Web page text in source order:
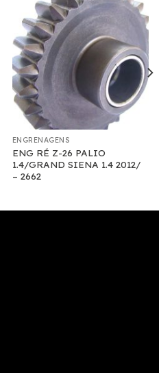
ENGRENAGENS
ENG RÉ Z-26 PALIO
1.4/GRAND SIENA 1.4 2012/
– 2662